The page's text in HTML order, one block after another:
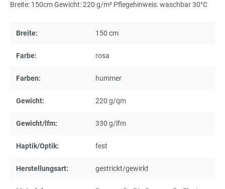
Breite: 150cm Gewicht: 220 g/m² Pflegehinweis: waschbar 30°C
Breite: 150 cm
Farbe: rosa
Farben: hummer
Gewicht: 220 g/qm
Gewicht/lfm: 330 g/lfm
Haptik/Optik: fest
Herstellungsart: gestrickt/gewirkt